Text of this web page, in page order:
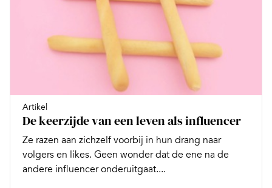
Artikel
De keerzijde van een leven als influencer
Ze razen aan zichzelf voorbij in hun drang naar
volgers en likes. Geen wonder dat de ene na de
andere influencer onderuitgaat....